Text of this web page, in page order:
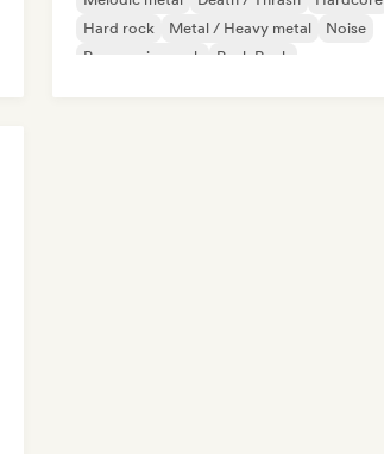
Hard rock
Metal / Heavy metal
Noise
Progressive rock
Punk Rock